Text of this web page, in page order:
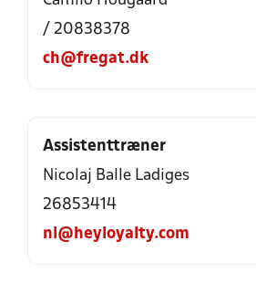
/ 20838378
ch@fregat.dk
Assistenttræner
Nicolaj Balle Ladiges
26853414
nl@heyloyalty.com